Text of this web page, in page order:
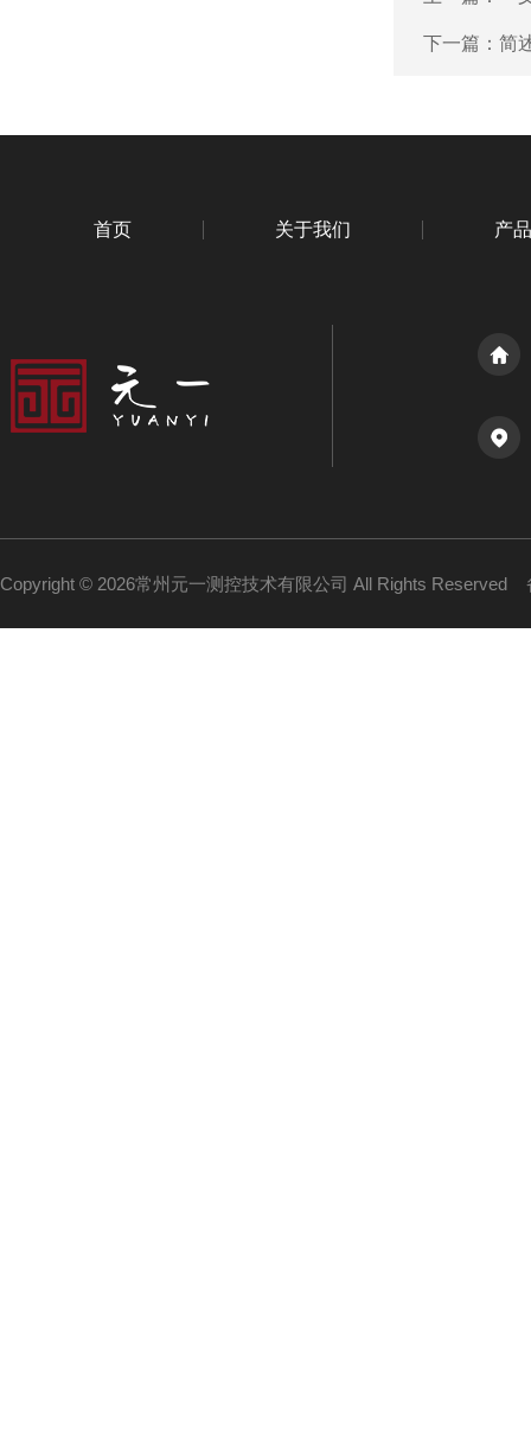
下一篇： 简
首页 关于我们 产
Copyright © 2026常州元一测控技术有限公司 All Rights Reserved